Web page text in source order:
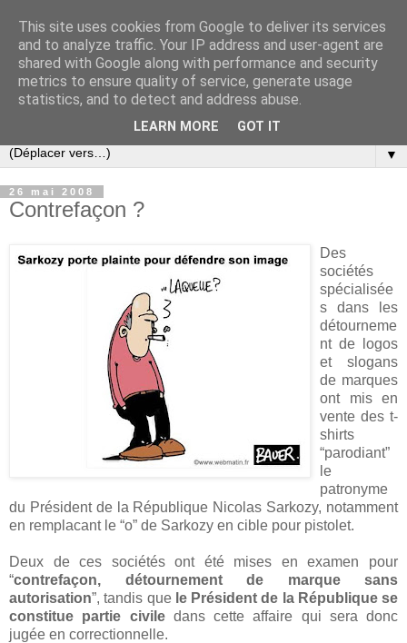
Slovar les Nouvelles
Blog citoyen d'informations, de décryptages et de
commentaires depuis 2005
▼
26 mai 2008
Contrefaçon ?
Des
sociétés
spécialisée
s dans les
détourneme
nt de logos
et slogans
de marques
ont mis en
vente des t-
shirts
“parodiant”
le
patronyme
du Président de la République Nicolas Sarkozy, notamment
en remplacant le “o” de Sarkozy en cible pour pistolet.
Deux de ces sociétés ont été mises en examen pour
“contrefaçon, détournement de marque sans
autorisation”, tandis que le Président de la République se
constitue partie civiledans cette affaire qui sera donc
jugée en correctionnelle.
This site uses cookies from Google to deliver its services
and to analyze traffic. Your IP address and user-agent are
shared with Google along with performance and security
metrics to ensure quality of service, generate usage
statistics, and to detect and address abuse.
LEARN MORE GOT IT